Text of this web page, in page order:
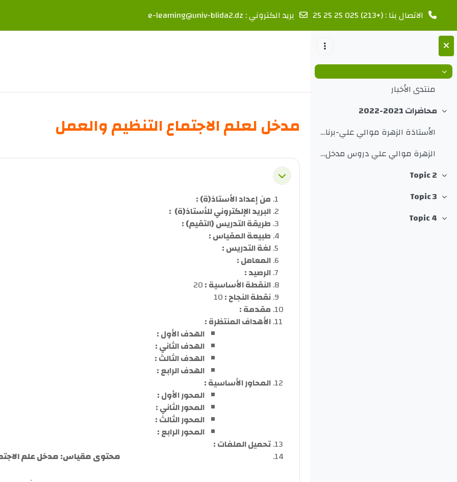
تخطى إلى المحتوى الرئيسي
الاتصال بنا : (+213) 025 25 25 25 بريد الكتروني : e-learning@univ-blida2.dz
طي
منتدى الأخبار
طيمحاضرات 2021-2022
الأستاذة الزهرة موالي علي-برنامج و منهجية العمل في المادة-
الزهرة موالي علي دروس مدخل الى علم الاجتماع
طيTopic 2
طيTopic 3
طيTopic 4
مدخل لعلم الاجتماع التنظيم والعمل
الخطوط العريضة للقسم
طي
من إعداد الأستاذ(ة) :
البريد الإلكتروني للأستاذ(ة) :
طريقة التدريس (التقيم) :
طبيعة المقياس :
لغة التدريس :
المعامل :
الرصيد :
النقطة الأساسية :20
نقطة النجاح :10
مقدمة :
الأهداف المنتظرة :
الهدفالأول :
الهدفالثاني :
الهدفالثالث :
الهدفالرابع :
المحاور الأساسية :
المحور الأول :
المحور الثاني :
المحور الثالث :
المحور الرابع :
تحميل الملفات :
محتوى مقياس: مدخل علم